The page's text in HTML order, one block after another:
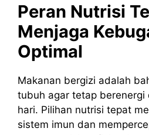
Peran Nutrisi
Menjaga
Optimal
Makanan bergizi adalah
tubuh agar tetap
hari. Pilihan nutrisi tepat
sistem imun dan